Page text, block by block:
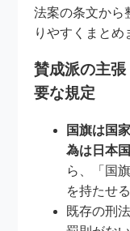
法案の条文から
りやすくまとめ
賛成派の主
要な規定
国旗は国
為は日本
ら、「国
を持たせ
既存の刑